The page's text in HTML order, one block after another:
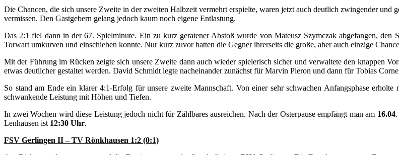
Die Chancen, die sich unsere Zweite in der zweiten Halbzeit vermehrt erspielte, waren jetzt auch deutlich zwingender und
vermissen. Den Gastgebern gelang jedoch kaum noch eigene Entlastung.
Das 2:1 fiel dann in der 67. Spielminute. Ein zu kurz geratener Abstoß wurde von Mateusz Szymczak abgefangen,
Torwart umkurven und einschieben konnte. Nur kurz zuvor hatten die Gegner ihrerseits die große, aber auch einzige
Mit der Führung im Rücken zeigte sich unsere Zweite dann auch wieder spielerisch sicher und verwaltete den knappen
etwas deutlicher gestaltet werden. David Schmidt legte nacheinander zunächst für Marvin Pieron und dann für Tobias
So stand am Ende ein klarer 4:1-Erfolg für unsere zweite Mannschaft. Von einer sehr schwachen Anfangsphase
schwankende Leistung mit Höhen und Tiefen.
In zwei Wochen wird diese Leistung jedoch nicht für Zählbares ausreichen. Nach der Osterpause empfängt man am 16.04.
Lenhausen ist 12:30 Uhr.
FSV Gerlingen II – TV Rönkhausen 1:2 (0:1)